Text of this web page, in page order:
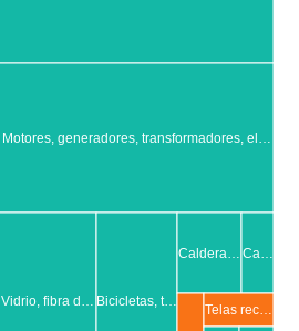
Motores, generadores, transformadores, el…
Vidrio, fibra d… Bicicletas, t…
Caldera… Ca…
Telas rec…